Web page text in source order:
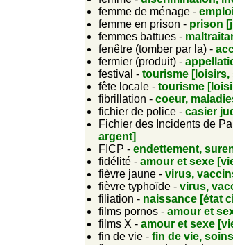
femme de ménage -
femme en prison - prison
femmes battues -
fenêtre (tomber par la) -
fermier (produit) -
festival - tourisme [loisirs,
fête locale - tourisme
fibrillation - coeur,
fichier de police - casier
Fichier des Incidents de
argent]
FICP - endettement,
fidélité - amour et sexe
fièvre jaune - virus,
fièvre typhoïde - virus,
filiation - naissance [état
films pornos - amour et
films X - amour et sexe
fin de vie - fin de vie,